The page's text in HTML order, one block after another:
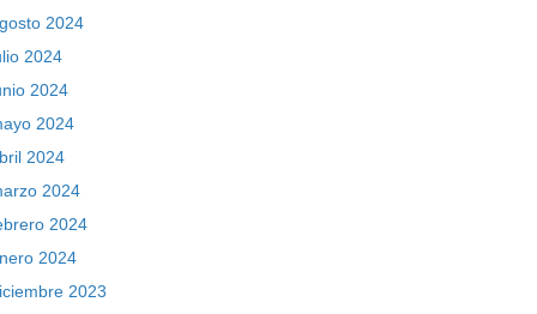
2024
2024
2024
2024
2024
2024
2024
2024
2023